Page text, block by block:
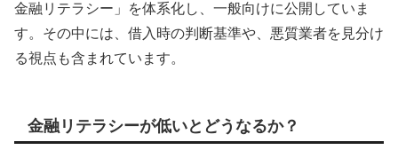
金融リテラシー」を体系化し、一般向けに公開していま
す。その中には、借入時の判断基準や、悪質業者を見分け
る視点も含まれています。
金融リテラシーが低いとどうなるか？